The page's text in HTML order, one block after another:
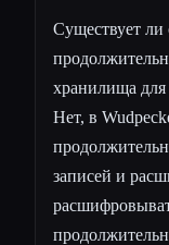
Существует ли
хранилища
Нет, в
записей и